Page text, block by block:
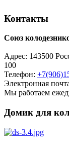
Контакты
Союз
Адрес: 143500
100
Телефон:
Электронная
Мы работаем
Домик для